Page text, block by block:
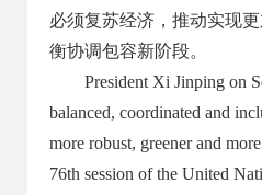
必须复苏经济，推动实现
衡协调包容新阶段。
President Xi Jinping on
balanced, coordinated and
more robust, greener and
76th session of the United